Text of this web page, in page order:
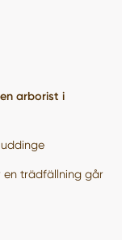
arborist i
en trädfällning går